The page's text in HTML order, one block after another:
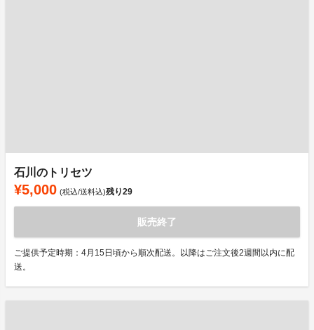
石川のトリセツ
¥5,000 (税込/送料込)残り29
販売終了
ご提供予定時期：4月15日頃から順次配送。以降はご注文後2週間以内に配
送。